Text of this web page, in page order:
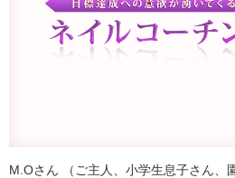
M.Oさん （ご主人、小学生息子さん、